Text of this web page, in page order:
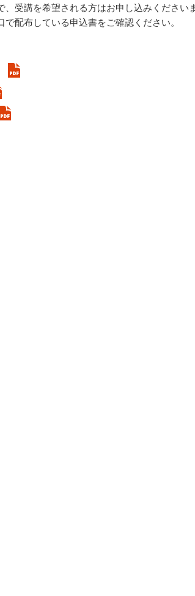
受講を希望される方はお申し込みください
配布している申込書をご確認ください。